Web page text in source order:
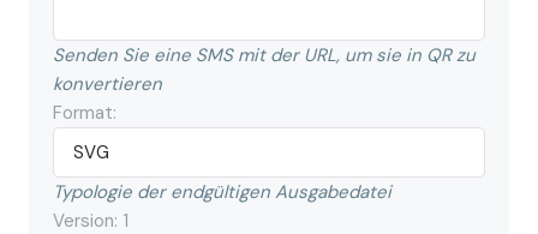
Senden Sie eine SMS mit der URL, um sie in QR zu
konvertieren
Format:
Typologie der endgültigen Ausgabedatei
Version: 1